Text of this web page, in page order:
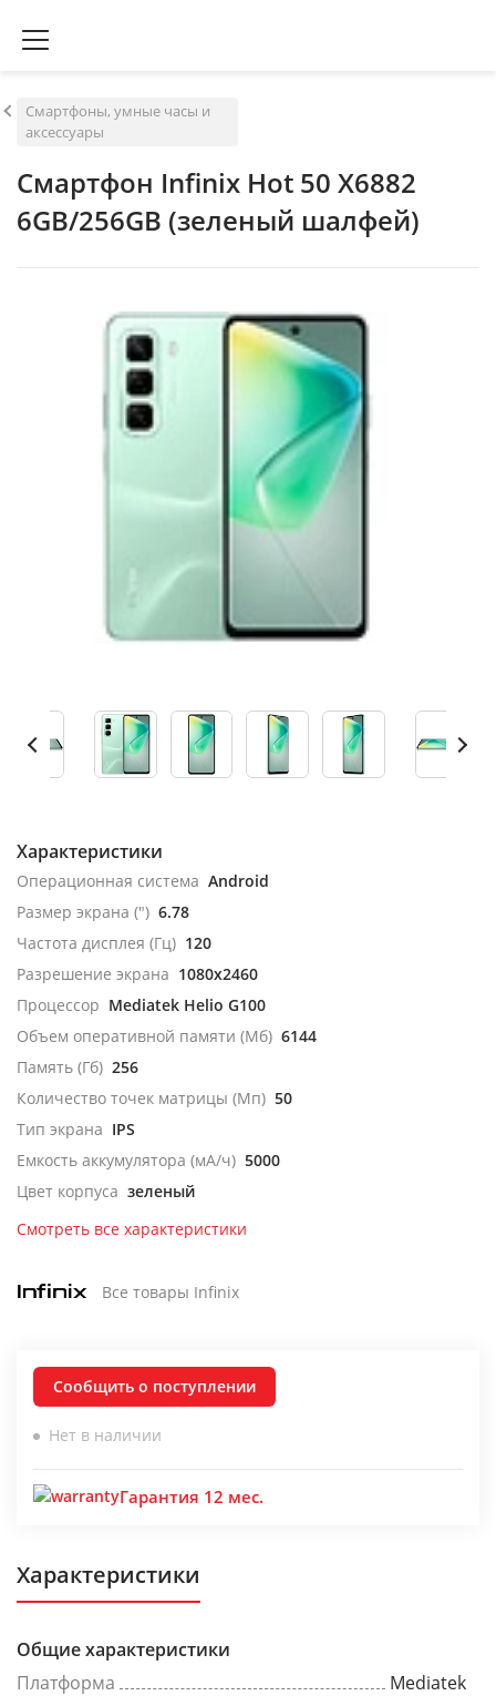
Смартфоны, умные часы и
аксессуары
Смартфон Infinix Hot 50 X6882
6GB/256GB (зеленый шалфей)
Характеристики
Операционная система Android
Размер экрана (") 6.78
Частота дисплея (Гц) 120
Разрешение экрана 1080x2460
Процессор Mediatek Helio G100
Объем оперативной памяти (Мб) 6144
Память (Гб) 256
Количество точек матрицы (Мп) 50
Тип экрана IPS
Емкость аккумулятора (мА/ч) 5000
Цвет корпуса зеленый
Смотреть все характеристики
Все товары Infinix
Сообщить о поступлении
Нет в наличии
Гарантия 12 мес.
Характеристики
Общие характеристики
Платформа
Mediatek